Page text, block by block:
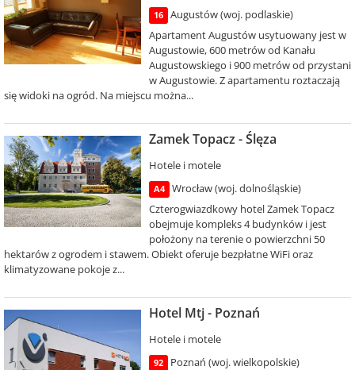
16
Augustów (woj. podlaskie)
Apartament Augustów usytuowany jest w
Augustowie, 600 metrów od Kanału
Augustowskiego i 900 metrów od przystani
w Augustowie. Z apartamentu roztaczają
się widoki na ogród. Na miejscu można...
Zamek Topacz - Ślęza
Hotele i motele
A4
Wrocław (woj. dolnośląskie)
Czterogwiazdkowy hotel Zamek Topacz
obejmuje kompleks 4 budynków i jest
położony na terenie o powierzchni 50
hektarów z ogrodem i stawem. Obiekt oferuje bezpłatne WiFi oraz
klimatyzowane pokoje z...
Hotel Mtj - Poznań
Hotele i motele
92
Poznań (woj. wielkopolskie)